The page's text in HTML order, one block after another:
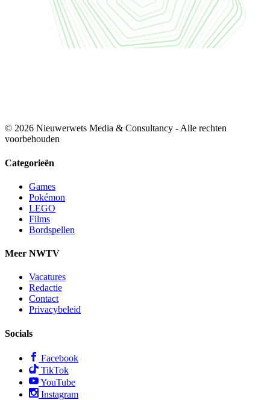
© 2026 Nieuwerwets Media & Consultancy - Alle rechten
voorbehouden
Categorieën
Games
Pokémon
LEGO
Films
Bordspellen
Meer NWTV
Vacatures
Redactie
Contact
Privacybeleid
Socials
Facebook
TikTok
YouTube
Instagram